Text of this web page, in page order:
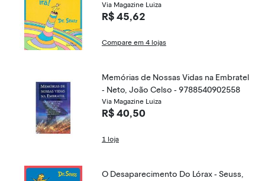
Via Magazine Luiza
R$ 45,62
Compare em 4 lojas
Memórias de Nossas Vidas na Embratel
- Neto, João Celso - 9788540902558
Via Magazine Luiza
R$ 40,50
1 loja
O Desaparecimento Do Lórax - Seuss,